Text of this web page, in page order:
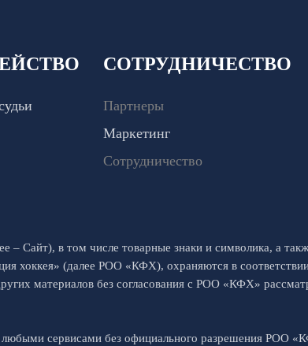
СОТРУДНИЧЕСТВО
Партнеры
Маркетинг
Сотрудничество
– Сайт), в том числе товарные знаки и символика, а
хоккея» (далее РОО «КФХ), охраняются в
материалов без согласования с РОО «КФХ»
любыми сервисами без официального разрешения РОО